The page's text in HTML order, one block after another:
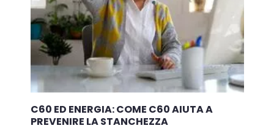
C60 ED ENERGIA: COME C60 AIUTA A
PREVENIRE LA STANCHEZZA